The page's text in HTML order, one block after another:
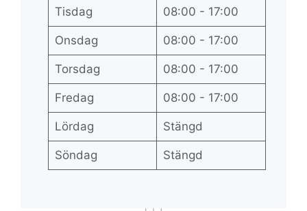
Tisdag 08:00 - 17:00
Onsdag 08:00 - 17:00
Torsdag 08:00 - 17:00
Fredag 08:00 - 17:00
Lördag Stängd
Söndag Stängd